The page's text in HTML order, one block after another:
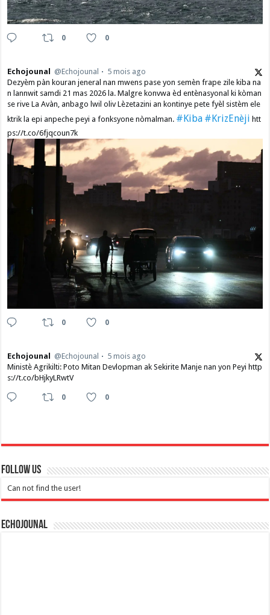
0 0
Echojounal @Echojounal
5 mois ago
Dezyèm pàn kouran jeneral nan mwens pase yon semèn frape zile kiba na
n lannwit samdi 21 mas 2026 la. Malgre konvwa èd entènasyonal ki kòman
se rive La Avàn, anbago lwil oliv Lèzetazini an kontinye pete fyèl sistèm ele
ktrik la epi anpeche peyi a fonksyone nòmalman. #Kiba #KrizEnèji htt
ps://t.co/6fjqcoun7k
0 0
Echojounal @Echojounal
5 mois ago
Ministè Agrikilti: Poto Mitan Devlopman ak Sekirite Manje nan yon Peyi http
s://t.co/bHjkyLRwtV
0 0
Follow Us
Can not find the user!
Echojounal